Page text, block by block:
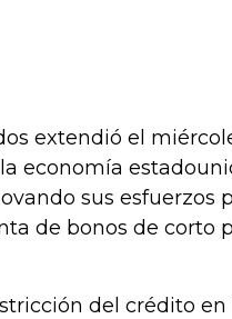
extendió el
economía
sus esfuerzos
de bonos de corto
del crédito en